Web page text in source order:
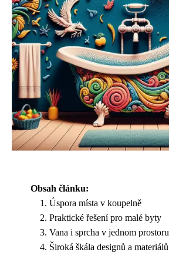
Obsah článku:
Úspora místa v koupelně
Praktické řešení pro malé byty
Vana i sprcha v jednom prostoru
Široká škála designů a materiálů